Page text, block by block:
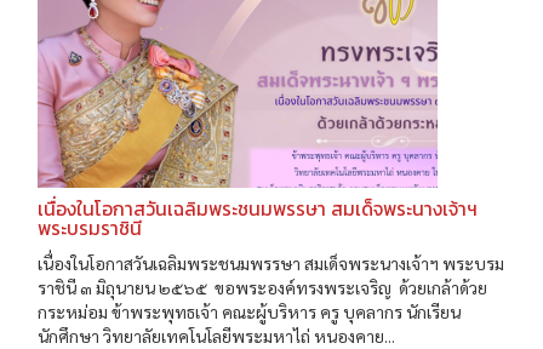
เนื่องในโอกาสวันเฉลิมพระชนมพรรษา สมเด็จพระนางเจ้าฯ
พระบรมราชินี
เนื่องในโอกาสวันเฉลิมพระชนมพรรษา สมเด็จพระนางเจ้าฯ พระบรม
ราชินี ๓ มิถุนายน ๒๕๖๕ ขอพระองค์ทรงพระเจริญ ด้วยเกล้าด้วย
กระหม่อม ข้าพระพุทธเจ้า คณะผู้บริหาร ครู บุคลากร นักเรียน
นักศึกษา วิทยาลัยเทคโนโลยีพระมหาไถ่ หนองคาย...